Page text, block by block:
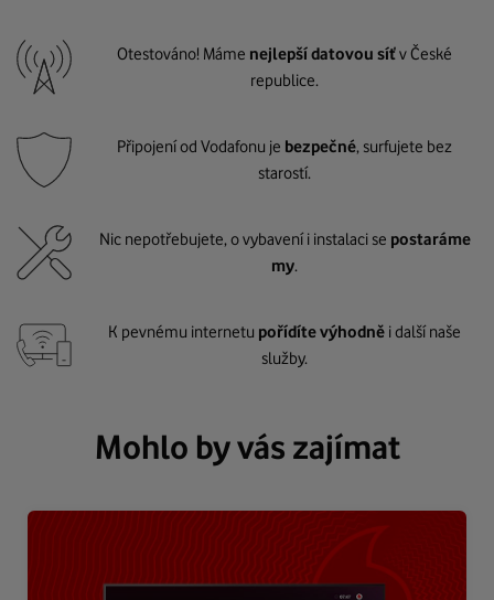
Otestováno! Máme nejlepší datovou síťv České
republice.
Připojení od Vodafonu je bezpečné, surfujete bez
starostí.
Nic nepotřebujete, o vybavení i instalaci se postaráme
my.
K pevnému internetu pořídíte výhodně i další naše
služby.
Mohlo by vás zajímat